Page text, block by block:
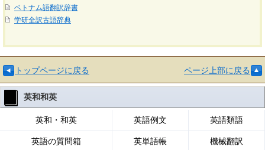
ベトナム語翻訳辞書
学研全訳古語辞典
トップページに戻る ページ上部に戻る
英和和英
英和・和英 英語例文 英語類語
英語の質問箱 英単語帳 機械翻訳